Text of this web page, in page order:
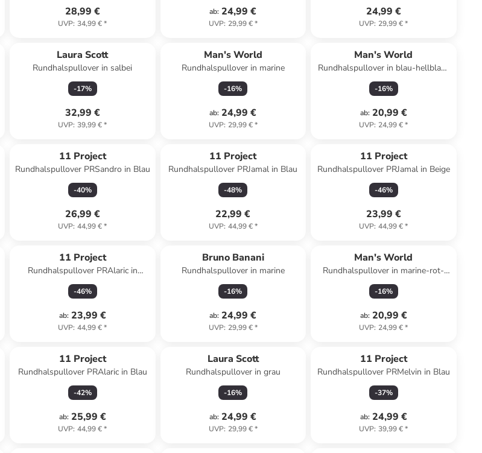
28,99 €
UVP: 34,99 €*
ab: 24,99 €
UVP: 29,99 €*
24,99 €
UVP: 29,99 €*
Laura Scott
Rundhalspullover in salbei
-17%
32,99 €
UVP: 39,99 €*
Man's World
Rundhalspullover in marine
-16%
ab: 24,99 €
UVP: 29,99 €*
Man's World
Rundhalspullover in blau-hellblau-
grau
-16%
ab: 20,99 €
UVP: 24,99 €*
11 Project
Rundhalspullover PRSandro in Blau
-40%
26,99 €
UVP: 44,99 €*
11 Project
Rundhalspullover PRJamal in Blau
-48%
22,99 €
UVP: 44,99 €*
11 Project
Rundhalspullover PRJamal in Beige
-46%
23,99 €
UVP: 44,99 €*
11 Project
Rundhalspullover PRAlaric in
Schwarz
-46%
ab: 23,99 €
UVP: 44,99 €*
Bruno Banani
Rundhalspullover in marine
-16%
ab: 24,99 €
UVP: 29,99 €*
Man's World
Rundhalspullover in marine-rot-
weiß
-16%
ab: 20,99 €
UVP: 24,99 €*
11 Project
Rundhalspullover PRAlaric in Blau
-42%
ab: 25,99 €
UVP: 44,99 €*
Laura Scott
Rundhalspullover in grau
-16%
ab: 24,99 €
UVP: 29,99 €*
11 Project
Rundhalspullover PRMelvin in Blau
-37%
ab: 24,99 €
UVP: 39,99 €*